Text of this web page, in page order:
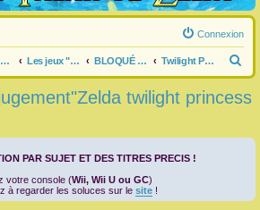
Connexion
Accueil du forum Les jeux "Legend of Zelda" BLOQUÉ dans un jeu ? Twilight Princess
e
c
twilight princess
PAR SUJET ET DES TITRES PRECIS !
votre console (Wii, Wii U ou GC)
à regarder les soluces sur le site!